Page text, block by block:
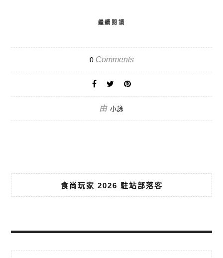
繼續閱讀
0Comments
由 小詠
食尚玩家 2026 駐站部落客